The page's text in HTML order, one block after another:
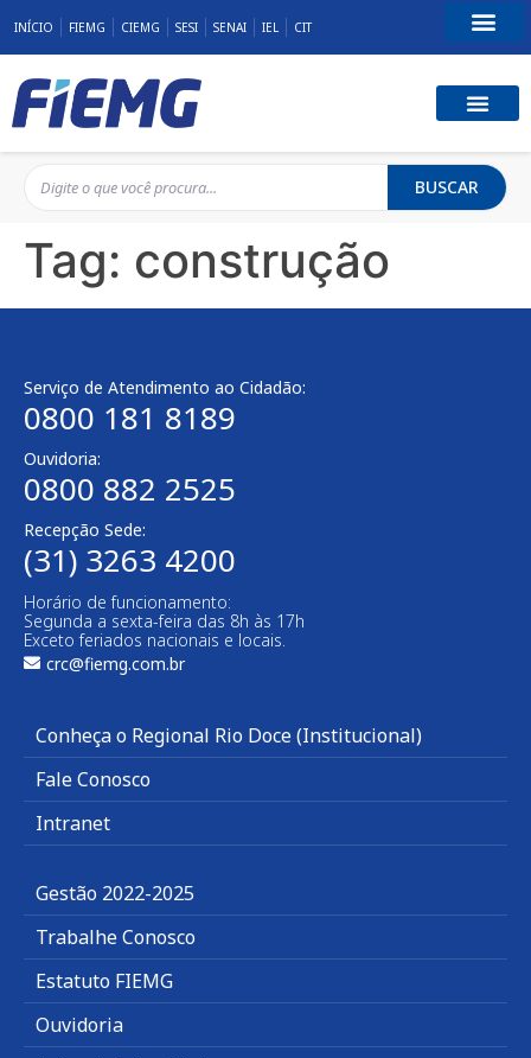
INÍCIO FIEMG CIEMG SESI SENAI IEL CIT
BUSCAR
Tag: construção
Serviço de Atendimento ao Cidadão:
0800 181 8189
Ouvidoria:
0800 882 2525
Recepção Sede:
(31) 3263 4200
Horário de funcionamento:
Segunda a sexta-feira das 8h às 17h
Exceto feriados nacionais e locais.
crc@fiemg.com.br
Conheça o Regional Rio Doce (Institucional)
Fale Conosco
Intranet
Gestão 2022-2025
Trabalhe Conosco
Estatuto FIEMG
Ouvidoria